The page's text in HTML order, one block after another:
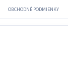
OBCHODNÉ PODMIENKY